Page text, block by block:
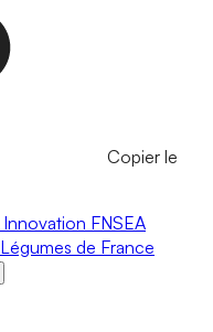
Copier le
Innovation FNSEA
Légumes de France